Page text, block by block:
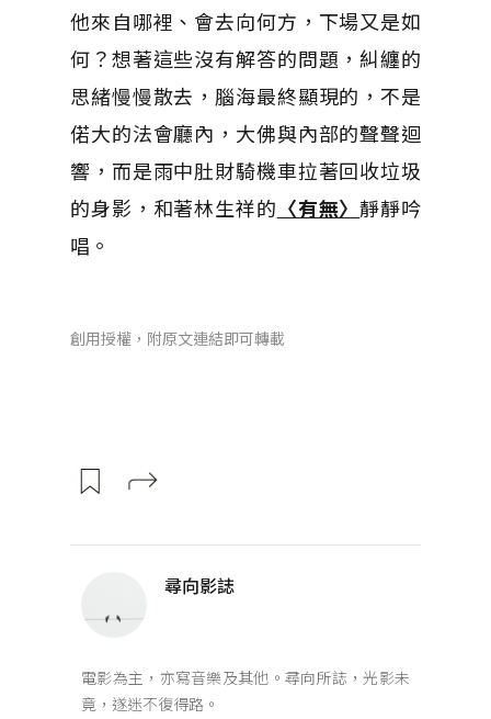
他來自哪裡、會去向何方，下場又是如
何？想著這些沒有解答的問題，糾纏的
思緒慢慢散去，腦海最終顯現的，不是
偌大的法會廳內，大佛與內部的聲聲迴
響，而是雨中肚財騎機車拉著回收垃圾
的身影，和著林生祥的 〈有無〉靜靜吟
唱。
創用授權，附原文連結即可轉載
尋向影誌
電影為主，亦寫音樂及其他。尋向所誌，光影未
竟，遂迷不復得路。